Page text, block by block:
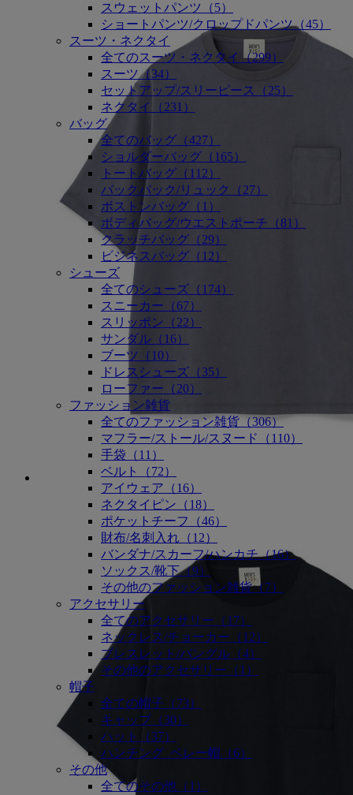
スウェットパンツ（5）
ショートパンツ/クロップドパンツ（45）
スーツ・ネクタイ
全てのスーツ・ネクタイ（299）
スーツ（34）
セットアップ/スリーピース（25）
ネクタイ（231）
バッグ
全てのバッグ（427）
ショルダーバッグ（165）
トートバッグ（112）
バックパック/リュック（27）
ボストンバッグ（1）
ボディバッグ/ウエストポーチ（81）
クラッチバッグ（29）
ビジネスバッグ（12）
シューズ
全てのシューズ（174）
スニーカー（67）
スリッポン（22）
サンダル（16）
ブーツ（10）
ドレスシューズ（35）
ローファー（20）
ファッション雑貨
全てのファッション雑貨（306）
マフラー/ストール/スヌード（110）
手袋（11）
ベルト（72）
アイウェア（16）
ネクタイピン（18）
ポケットチーフ（46）
財布/名刺入れ（12）
バンダナ/スカーフ/ハンカチ（16）
ソックス/靴下（9）
その他のファッション雑貨（7）
アクセサリー
全てのアクセサリー（17）
ネックレス/チョーカー（12）
ブレスレット/バングル（4）
その他のアクセサリー（1）
帽子
全ての帽子（73）
キャップ（30）
ハット（37）
ハンチング_ベレー帽（6）
その他
全てのその他（1）